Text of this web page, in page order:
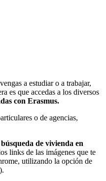
a estudiar o a trabajar,
es que accedas a los diversos
con Erasmus.
o de agencias,
de vivienda en
links de las imágenes que te
utilizando la opción de